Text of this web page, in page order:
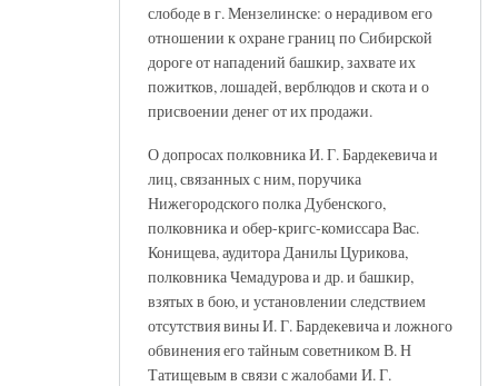
слободе в г. Мензелинске: о нерадивом его
отношении к охране границ по Сибирской
дороге от нападений башкир, захвате их
пожитков, лошадей, верблюдов и скота и о
присвоении денег от их продажи.
О допросах полковника И. Г. Бардекевича и
лиц, связанных с ним, поручика
Нижегородского полка Дубенского,
полковника и обер-кригс-комиссара Вас.
Конищева, аудитора Данилы Цурикова,
полковника Чемадурова и др. и башкир,
взятых в бою, и установлении следствием
отсутствия вины И. Г. Бардекевича и ложного
обвинения его тайным советником В. Н
Татищевым в связи с жалобами И. Г.